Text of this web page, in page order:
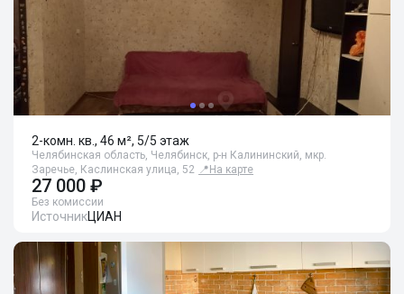
2-комн. кв., 46 м², 5/5 этаж
Челябинская область, Челябинск, р-н Калининский, мкр.
Заречье, Каслинская улица, 52 📍 На карте
27 000 ₽
Без комиссии
ИсточникЦИАН